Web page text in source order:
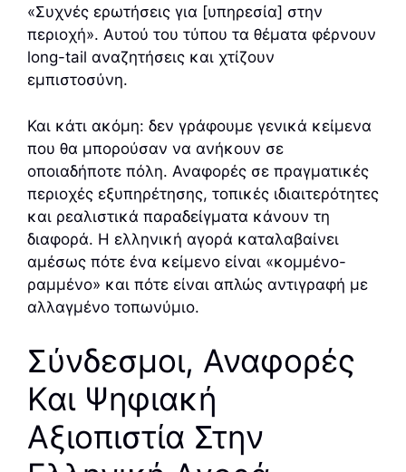
«Συχνές ερωτήσεις για [υπηρεσία] στην
περιοχή». Αυτού του τύπου τα θέματα φέρνουν
long-tail αναζητήσεις και χτίζουν
εμπιστοσύνη.
Και κάτι ακόμη: δεν γράφουμε γενικά κείμενα
που θα μπορούσαν να ανήκουν σε
οποιαδήποτε πόλη. Αναφορές σε πραγματικές
περιοχές εξυπηρέτησης, τοπικές ιδιαιτερότητες
και ρεαλιστικά παραδείγματα κάνουν τη
διαφορά. Η ελληνική αγορά καταλαβαίνει
αμέσως πότε ένα κείμενο είναι «κομμένο-
ραμμένο» και πότε είναι απλώς αντιγραφή με
αλλαγμένο τοπωνύμιο.
Σύνδεσμοι, Αναφορές
Και Ψηφιακή
Αξιοπιστία Στην